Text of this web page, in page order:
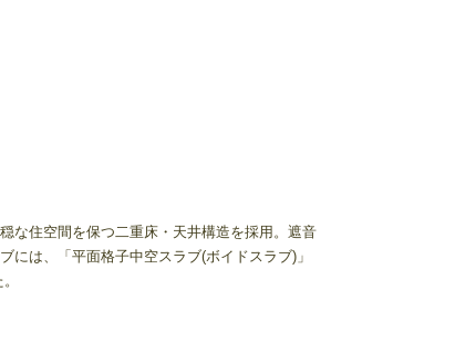
な住空間を保つ二重床・天井構造を採用。遮音
には、「平面格子中空スラブ(ボイドスラブ)」